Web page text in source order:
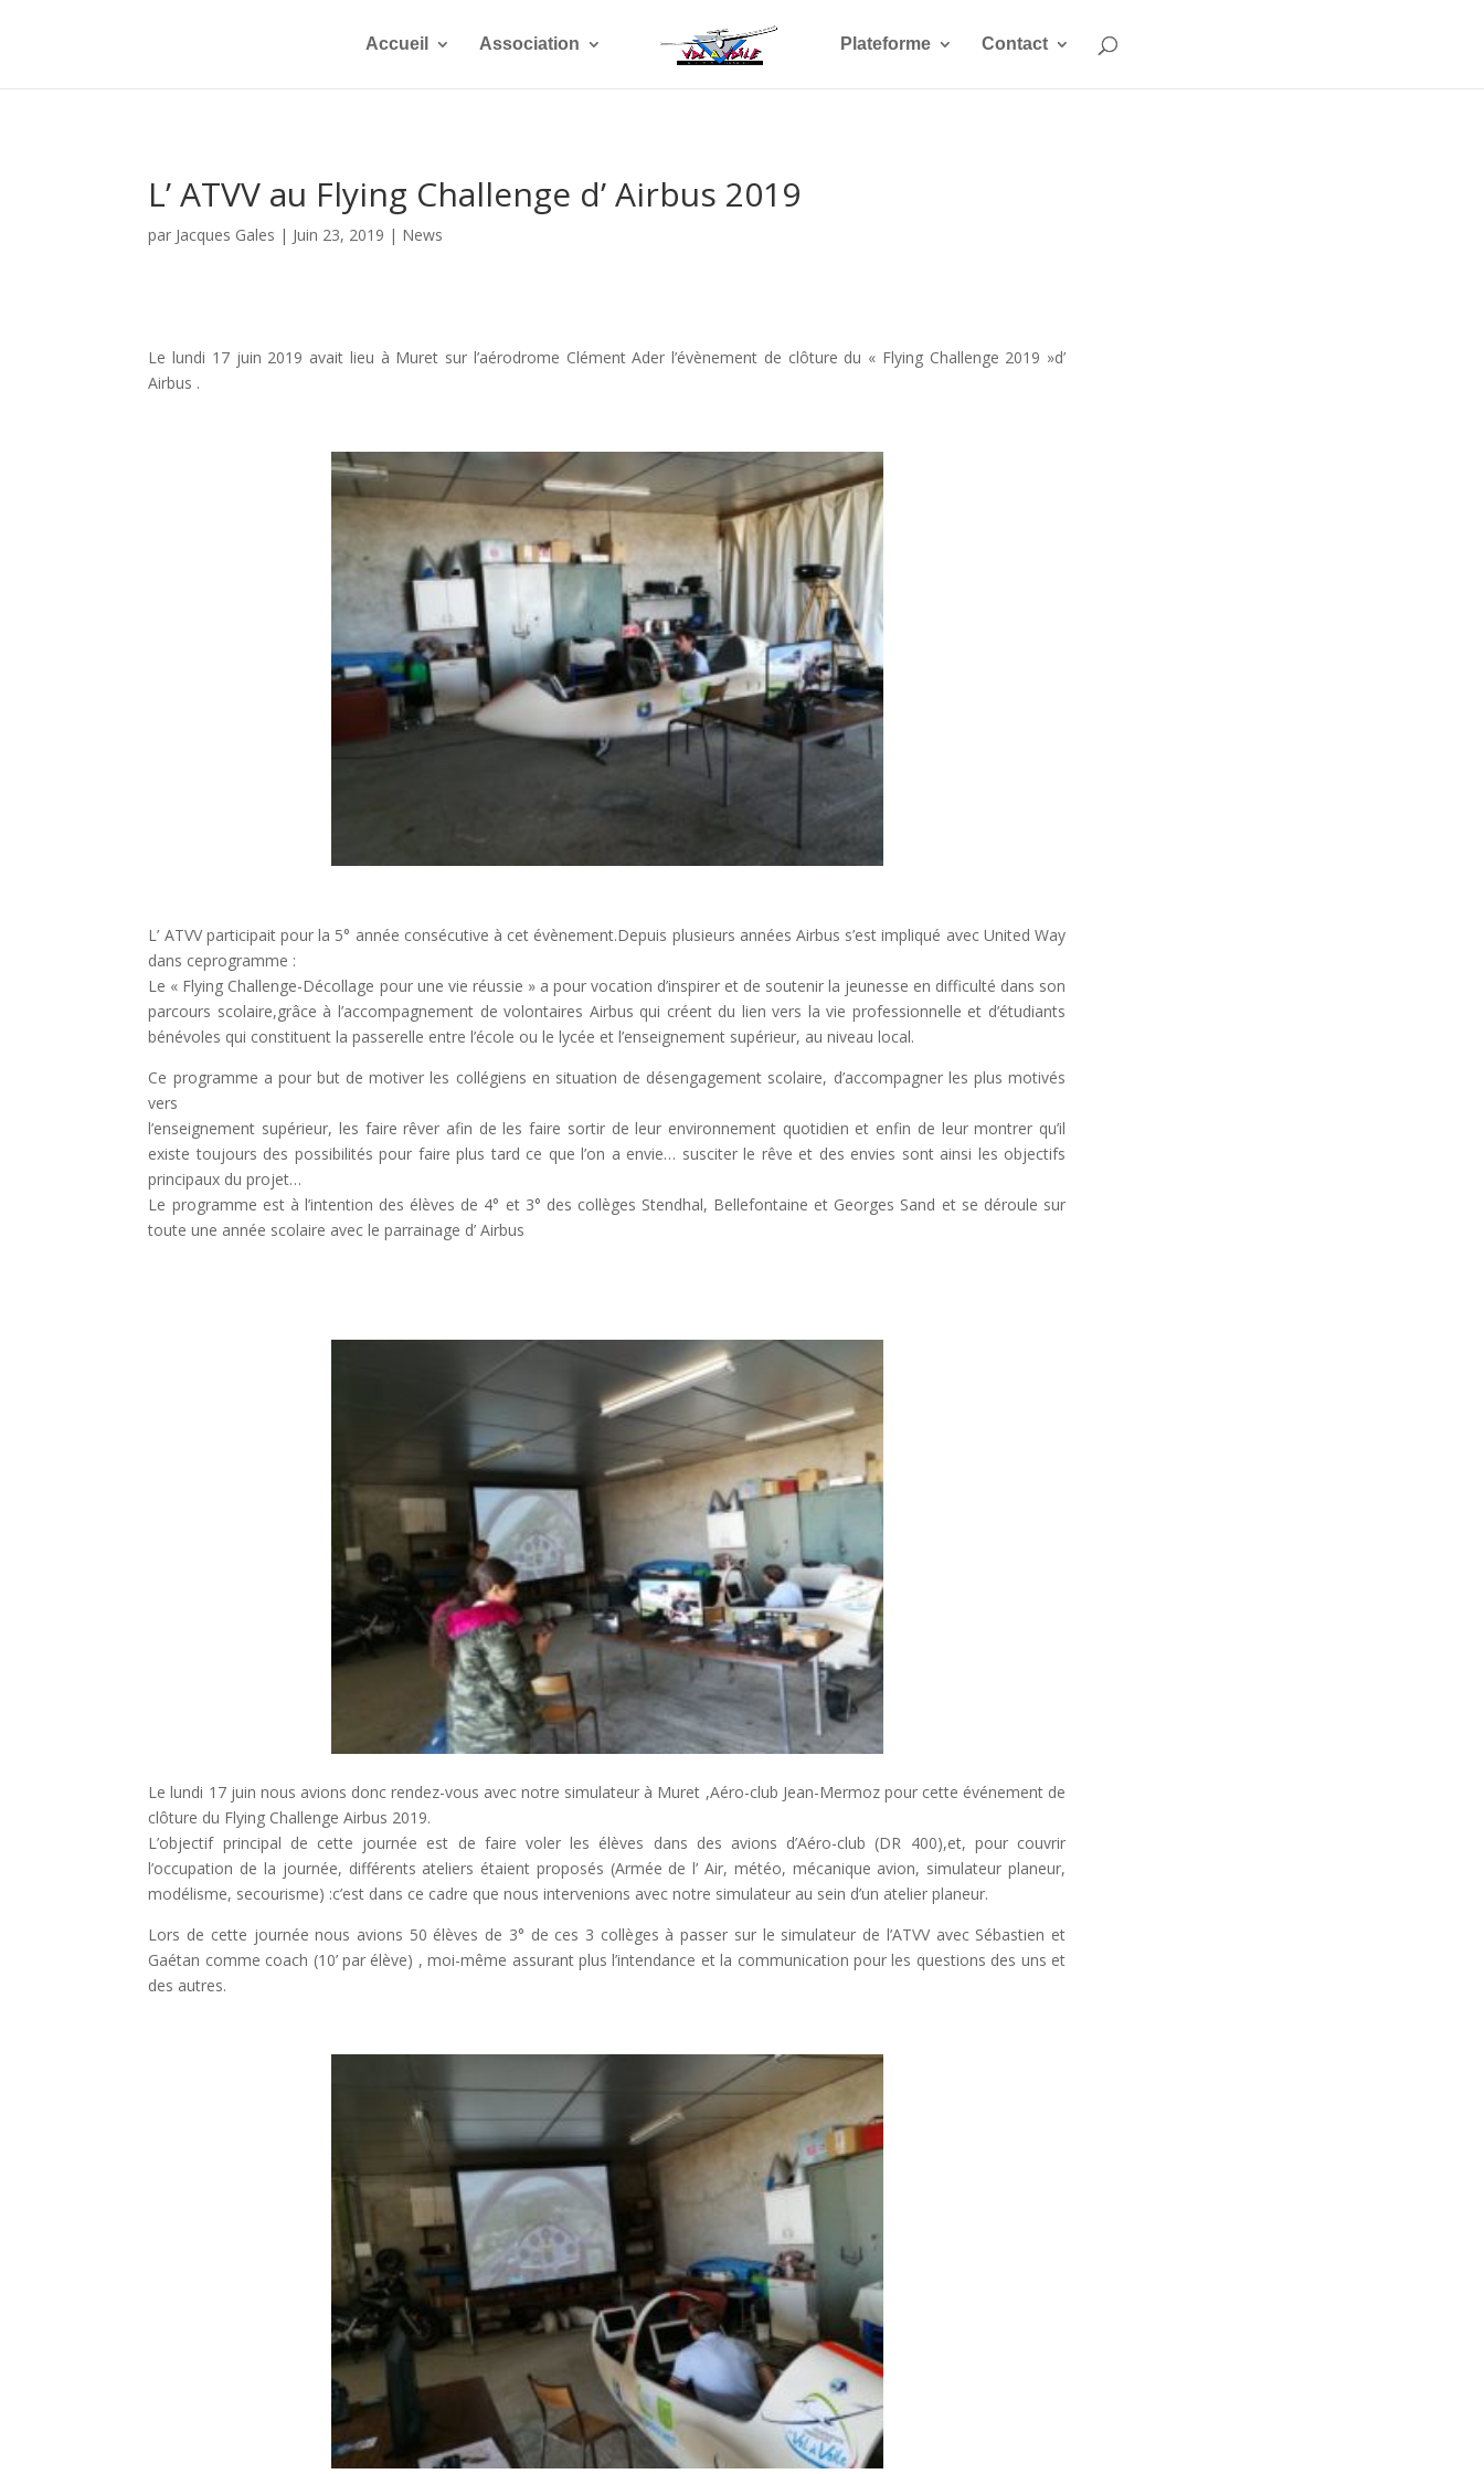
Accueil Association Plateforme Contact
L’ ATVV au Flying Challenge d’ Airbus 2019
par Jacques Gales | Juin 23, 2019 | News
Le lundi 17 juin 2019 avait lieu à Muret sur l’aérodrome Clément Ader l’évènement de clôture du « Flying Challenge 2019 »d’
Airbus .
L’ ATVV participait pour la 5° année consécutive à cet évènement.Depuis plusieurs années Airbus s’est impliqué avec United Way
dans ceprogramme :
Le « Flying Challenge-Décollage pour une vie réussie » a pour vocation d’inspirer et de soutenir la jeunesse en difficulté dans son
parcours scolaire,grâce à l’accompagnement de volontaires Airbus qui créent du lien vers la vie professionnelle et d’étudiants
bénévoles qui constituent la passerelle entre l’école ou le lycée et l’enseignement supérieur, au niveau local.
Ce programme a pour but de motiver les collégiens en situation de désengagement scolaire, d’accompagner les plus motivés
vers
l’enseignement supérieur, les faire rêver afin de les faire sortir de leur environnement quotidien et enfin de leur montrer qu’il
existe toujours des possibilités pour faire plus tard ce que l’on a envie… susciter le rêve et des envies sont ainsi les objectifs
principaux du projet…
Le programme est à l’intention des élèves de 4° et 3° des collèges Stendhal, Bellefontaine et Georges Sand et se déroule sur
toute une année scolaire avec le parrainage d’ Airbus
Le lundi 17 juin nous avions donc rendez-vous avec notre simulateur à Muret ,Aéro-club Jean-Mermoz pour cette événement de
clôture du Flying Challenge Airbus 2019.
L’objectif principal de cette journée est de faire voler les élèves dans des avions d’Aéro-club (DR 400),et, pour couvrir
l’occupation de la journée, différents ateliers étaient proposés (Armée de l’ Air, météo, mécanique avion, simulateur planeur,
modélisme, secourisme) :c’est dans ce cadre que nous intervenions avec notre simulateur au sein d’un atelier planeur.
Lors de cette journée nous avions 50 élèves de 3° de ces 3 collèges à passer sur le simulateur de l’ATVV avec Sébastien et
Gaétan comme coach (10’ par élève) , moi-même assurant plus l’intendance et la communication pour les questions des uns et
des autres.